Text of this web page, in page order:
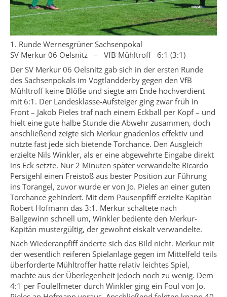
1. Runde Wernesgrüner Sachsenpokal
SV Merkur 06 Oelsnitz – VfB Mühltroff 6:1 (3:1)
Der SV Merkur 06 Oelsnitz gab sich in der ersten Runde
des Sachsenpokals im Vogtlandderby gegen den VfB
Mühltroff keine Blöße und siegte am Ende hochverdient
mit 6:1. Der Landesklasse-Aufsteiger ging zwar früh in
Front – Jakob Pieles traf nach einem Eckball per Kopf – und
hielt eine gute halbe Stunde die Abwehr zusammen, doch
anschließend zeigte sich Merkur gnadenlos effektiv und
nutzte fast jede sich bietende Torchance. Den Ausgleich
erzielte Nils Winkler, als er eine abgewehrte Eingabe direkt
ins Eck setzte. Nur 2 Minuten später verwandelte Ricardo
Persigehl einen Freistoß aus bester Position zur Führung
ins Torangel, zuvor wurde er von Jo. Pieles an einer guten
Torchance gehindert. Mit dem Pausenpfiff erzielte Kapitän
Robert Hofmann das 3:1. Merkur schaltete nach
Ballgewinn schnell um, Winkler bediente den Merkur-
Kapitän mustergültig, der gewohnt eiskalt verwandelte.
Nach Wiederanpfiff änderte sich das Bild nicht. Merkur mit
der wesentlich reiferen Spielanlage gegen im Mittelfeld teils
überforderte Mühltroffer hatte relativ leichtes Spiel,
machte aus der Überlegenheit jedoch noch zu wenig. Dem
4:1 per Foulelfmeter durch Winkler ging ein Foul von Jo.